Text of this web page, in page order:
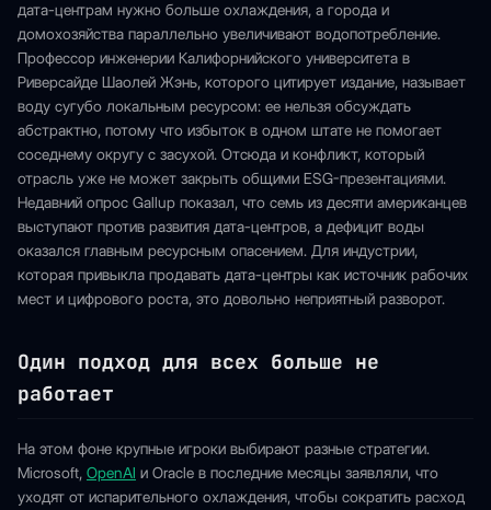
дата-центрам нужно больше охлаждения, а города и
домохозяйства параллельно увеличивают водопотребление.
Профессор инженерии Калифорнийского университета в
Риверсайде Шаолей Жэнь, которого цитирует издание, называет
воду сугубо локальным ресурсом: ее нельзя обсуждать
абстрактно, потому что избыток в одном штате не помогает
соседнему округу с засухой. Отсюда и конфликт, который
отрасль уже не может закрыть общими ESG-презентациями.
Недавний опрос Gallup показал, что семь из десяти американцев
выступают против развития дата-центров, а дефицит воды
оказался главным ресурсным опасением. Для индустрии,
которая привыкла продавать дата-центры как источник рабочих
мест и цифрового роста, это довольно неприятный разворот.
Один подход для всех больше не
работает
На этом фоне крупные игроки выбирают разные стратегии.
Microsoft, OpenAI и Oracle в последние месяцы заявляли, что
уходят от испарительного охлаждения, чтобы сократить расход